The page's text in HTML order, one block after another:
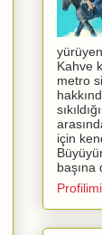
Kahve
metro
için
başına